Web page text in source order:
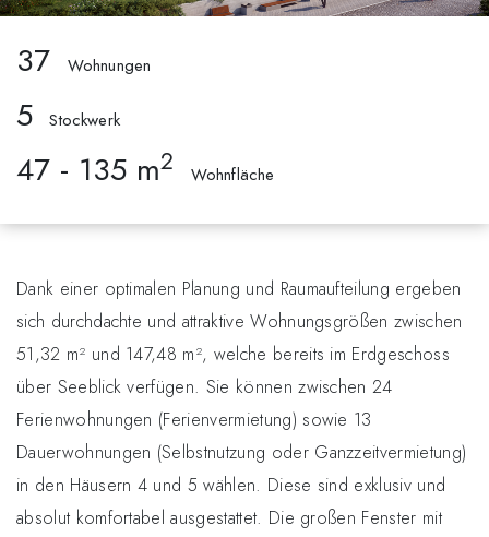
37 Wohnungen
5 Stockwerk
47 - 135 m2 Wohnfläche
Dank einer optimalen Planung und Raumaufteilung ergeben
sich durchdachte und attraktive Wohnungsgrößen zwischen
51,32 m² und 147,48 m², welche bereits im Erdgeschoss
über Seeblick verfügen. Sie können zwischen 24
Ferienwohnungen (Ferienvermietung) sowie 13
Dauerwohnungen (Selbstnutzung oder Ganzzeitvermietung)
in den Häusern 4 und 5 wählen. Diese sind exklusiv und
absolut komfortabel ausgestattet. Die großen Fenster mit